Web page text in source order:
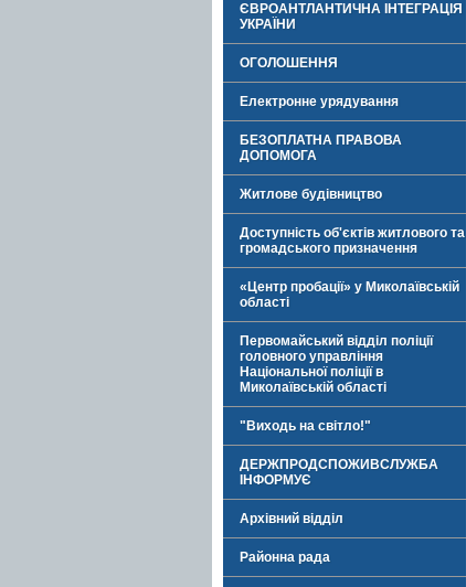
ЄВРОАНТЛАНТИЧНА ІНТЕГРАЦІЯ
УКРАЇНИ
ОГОЛОШЕННЯ
Електронне урядування
БЕЗОПЛАТНА ПРАВОВА
ДОПОМОГА
Житлове будівництво
Доступність об'єктів житлового та
громадського призначення
«Центр пробації» у Миколаївській
області
Первомайський відділ поліції
головного управління
Національної поліції в
Миколаївській області
"Виходь на світло!"
ДЕРЖПРОДСПОЖИВСЛУЖБА
ІНФОРМУЄ
Архівний відділ
Районна рада